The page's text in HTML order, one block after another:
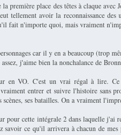
première place des têtes à claque avec
tellement avoir la reconnaissance des
fait n'importe quoi, mais vraiment
car il y en a beaucoup (trop
j'aime bien la nonchalance de
en VO. C'est un vrai régal à lire.
entrer et suivre l'histoire sans
scènes, ses batailles. On a vraiment
pour cette intégrale 2 dans laquelle j'ai
ce qu'il arrivera à chacun de mes